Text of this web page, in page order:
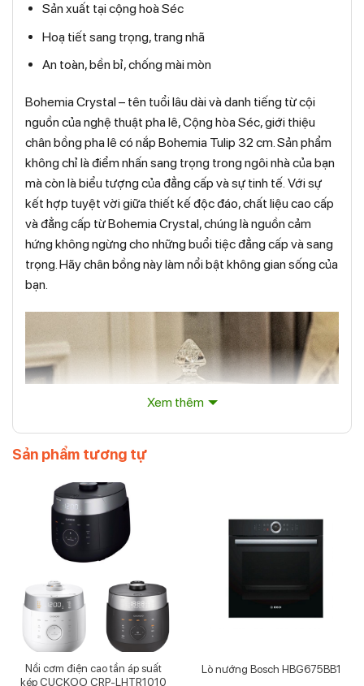
Sản xuất tại cộng hoà Séc
Hoạ tiết sang trọng, trang nhã
An toàn, bền bỉ, chống mài mòn
Bohemia Crystal – tên tuổi lâu dài và danh tiếng từ cội
nguồn của nghệ thuật pha lê, Cộng hòa Séc, giới thiệu
chân bồng pha lê có nắp Bohemia Tulip 32 cm. Sản phẩm
không chỉ là điểm nhấn sang trọng trong ngôi nhà của bạn
mà còn là biểu tượng của đẳng cấp và sự tinh tế. Với sự
kết hợp tuyệt vời giữa thiết kế độc đáo, chất liệu cao cấp
và đẳng cấp từ Bohemia Crystal, chúng là nguồn cảm
hứng không ngừng cho những buổi tiệc đẳng cấp và sang
trọng. Hãy chân bồng này làm nổi bật không gian sống của
bạn.
Chân bồng pha lê có nắp Bohemia Tulip 32 cm
Tại sao bạn nên sở hữu chân bồng pha lê có nắp
Bohemia Tulip 32 cm?
Xem thêm
Sản phẩm tương tự
Nồi cơm điện cao tần áp suất
kép CUCKOO CRP-LHTR1010
Lò nướng Bosch HBG675BB1